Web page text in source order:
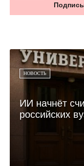
НОВОСТЬ
ИИ начнёт
российских